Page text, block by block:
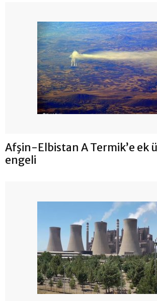
Afşin-Elbistan A Termik’e ek
engeli